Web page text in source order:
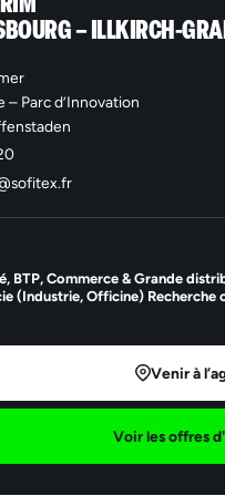
– ILLKIRCH-
– Parc d’Innovation
BTP, Commerce & Grande
(Industrie, Officine) Recherche
Venir à
Voir les offres